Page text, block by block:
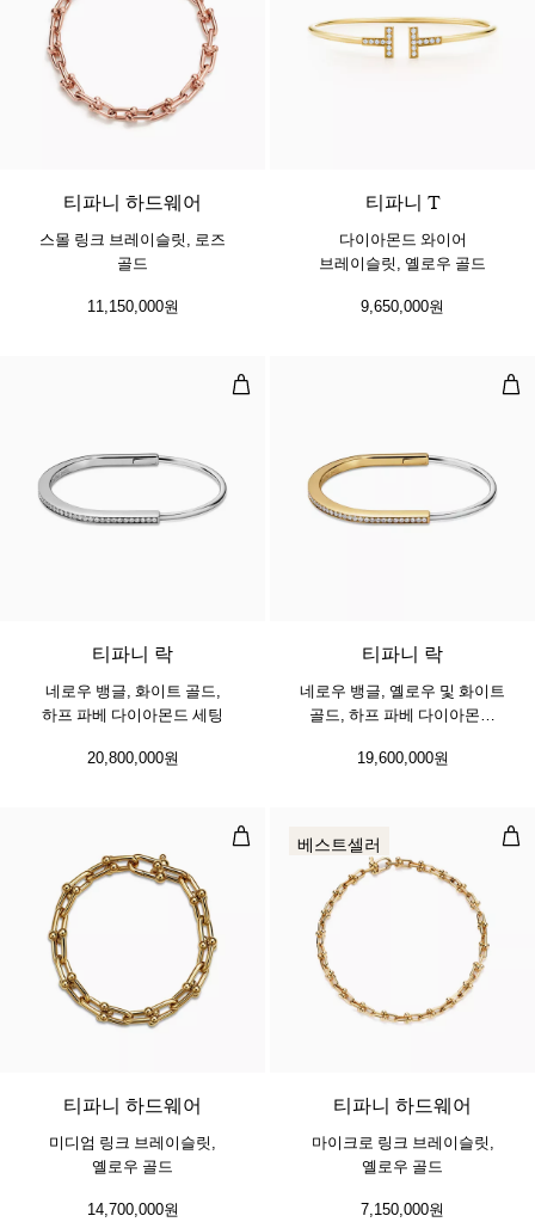
티파니 하드웨어
스몰 링크 브레이슬릿, 로즈
골드
11,150,000원
티파니 T
다이아몬드 와이어
브레이슬릿, 옐로우 골드
9,650,000원
네로우 뱅글, 화이트 골드, 하프 파
티파니 락
네로우 뱅글, 화이트 골드,
하프 파베 다이아몬드 세팅
20,800,000원
네
티파니 락
네로우 뱅글, 옐로우 및 화이트
골드, 하프 파베 다이아몬드
19,600,000원
미디엄 링크 브레이슬릿, 옐로우 골
티파니 하드웨어
미디엄 링크 브레이슬릿,
옐로우 골드
14,700,000원
마
베스트셀러
티파니 하드웨어
마이크로 링크 브레이슬릿,
옐로우 골드
7,150,000원